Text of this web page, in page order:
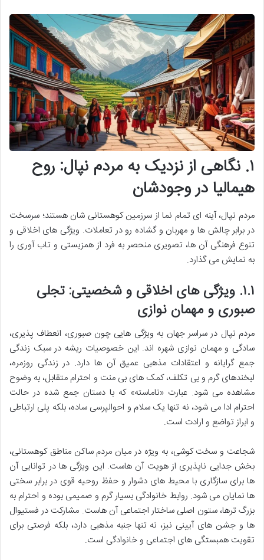
۱. نگاهی از نزدیک به مردم نپال: روح
هیمالیا در وجودشان
مردم نپال، آینه ای تمام نما از سرزمین کوهستانی شان هستند؛ سرسخت
در برابر چالش ها و مهربان و گشاده رو در تعاملات. ویژگی های اخلاقی و
تنوع فرهنگی آن ها، تصویری منحصر به فرد از همزیستی و تاب آوری را
به نمایش می گذارد.
۱.۱. ویژگی های اخلاقی و شخصیتی: تجلی
صبوری و مهمان نوازی
مردم نپال در سراسر جهان به ویژگی هایی چون صبوری، انعطاف پذیری،
سادگی و مهمان نوازی شهره اند. این خصوصیات ریشه در سبک زندگی
جمع گرایانه و اعتقادات مذهبی عمیق آن ها دارد. در زندگی روزمره،
لبخندهای گرم و بی تکلف، کمک های بی منت و احترام متقابل، به وضوح
مشاهده می شود. عبارت «ناماسته» که با دستان جمع شده در حالت
احترام ادا می شود، نه تنها یک سلام و احوالپرسی ساده، بلکه پلی ارتباطی
و ابراز تواضع و ارادت است.
شجاعت و سخت کوشی، به ویژه در میان مردم ساکن مناطق کوهستانی،
بخش جدایی ناپذیری از هویت آن هاست. این ویژگی ها در توانایی آن
ها برای سازگاری با محیط های دشوار و حفظ روحیه قوی در برابر سختی
ها نمایان می شود. روابط خانوادگی بسیار گرم و صمیمی بوده و احترام به
بزرگ ترها، ستون اصلی ساختار اجتماعی آن هاست. مشارکت در فستیوال
ها و جشن های آیینی نیز، نه تنها جنبه مذهبی دارد، بلکه فرصتی برای
تقویت همبستگی های اجتماعی و خانوادگی است.